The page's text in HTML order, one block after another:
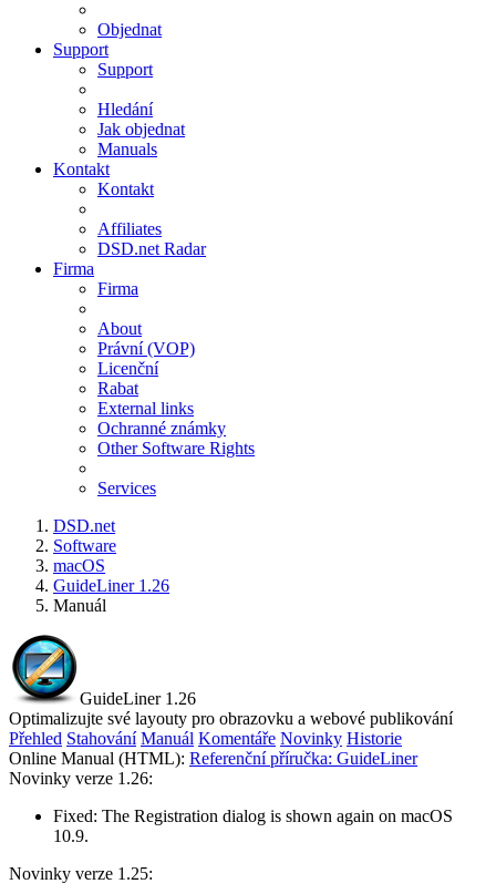
Objednat
Support
Support
Hledání
Jak objednat
Manuals
Kontakt
Kontakt
Affiliates
DSD.net Radar
Firma
Firma
About
Právní (VOP)
Licenční
Rabat
External links
Ochranné známky
Other Software Rights
Services
DSD.net
Software
macOS
GuideLiner 1.26
Manuál
GuideLiner 1.26
Optimalizujte své layouty pro obrazovku a webové publikování
Přehled Stahování Manuál Komentáře Novinky Historie
Online Manual (HTML): Referenční příručka: GuideLiner
Novinky verze 1.26:
Fixed: The Registration dialog is shown again on macOS
10.9.
Novinky verze 1.25: